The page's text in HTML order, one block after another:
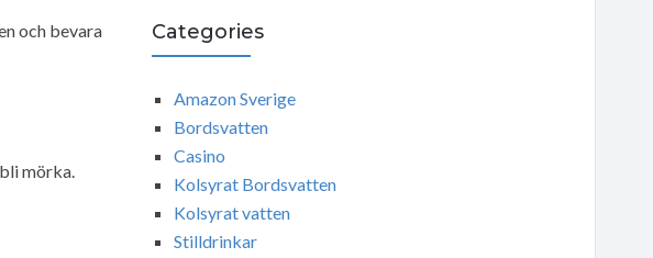
och bevara
mörka.
Categories
Amazon Sverige
Bordsvatten
Casino
Kolsyrat Bordsvatten
Kolsyrat vatten
Stilldrinkar